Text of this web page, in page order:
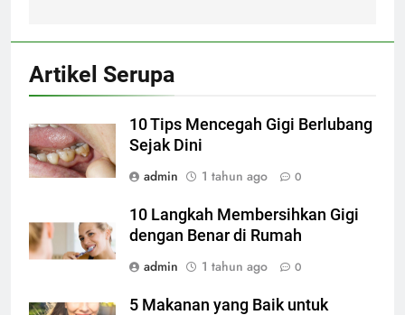
Artikel Serupa
10 Tips Mencegah Gigi Berlubang
Sejak Dini
admin
1 tahun ago 0
10 Langkah Membersihkan Gigi
dengan Benar di Rumah
admin
1 tahun ago 0
5 Makanan yang Baik untuk